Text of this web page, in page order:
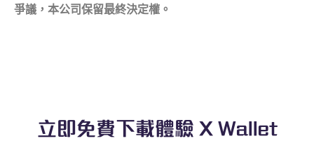
爭議，本公司保留最終決定權。
立即免費下載體驗 X Wallet